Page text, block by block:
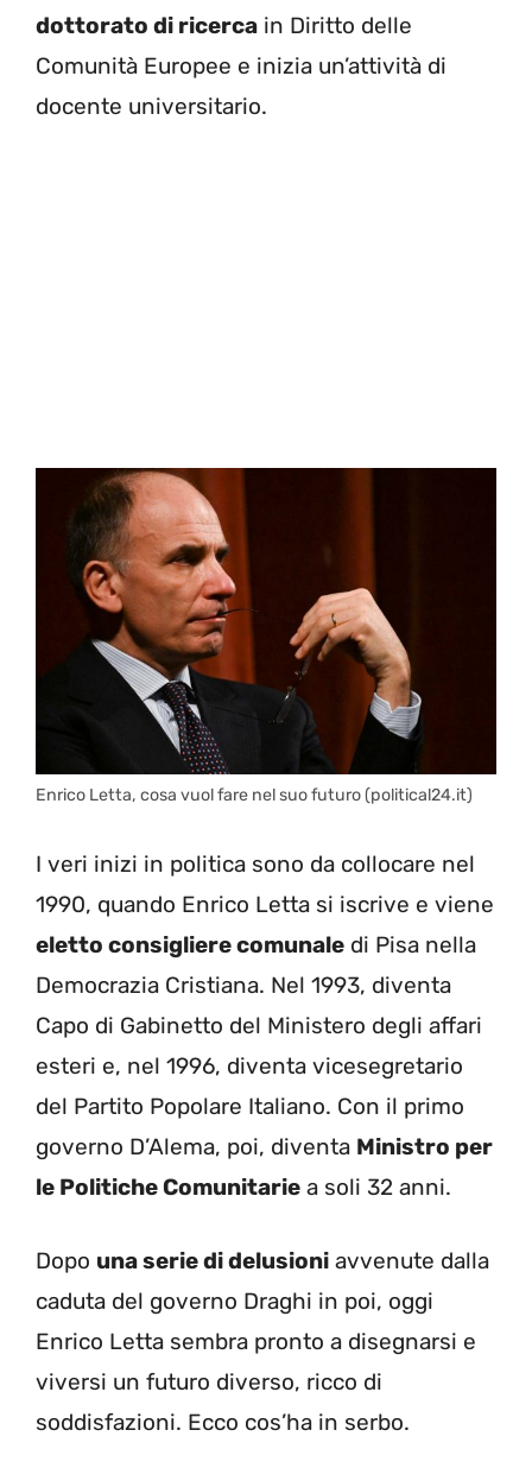
dottorato di ricerca in Diritto delle
Comunità Europee e inizia un’attività di
docente universitario.
Enrico Letta, cosa vuol fare nel suo futuro (political24.it)
I veri inizi in politica sono da collocare nel
1990, quando Enrico Letta si iscrive e viene
eletto consigliere comunale di Pisa nella
Democrazia Cristiana. Nel 1993, diventa
Capo di Gabinetto del Ministero degli affari
esteri e, nel 1996, diventa vicesegretario
del Partito Popolare Italiano. Con il primo
governo D’Alema, poi, diventa Ministro per
le Politiche Comunitarie a soli 32 anni.
Dopo una serie di delusioni avvenute dalla
caduta del governo Draghi in poi, oggi
Enrico Letta sembra pronto a disegnarsi e
viversi un futuro diverso, ricco di
soddisfazioni. Ecco cos’ha in serbo.